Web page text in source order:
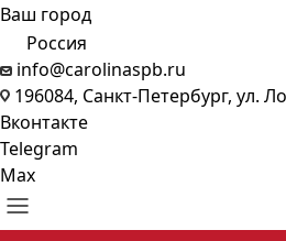
Ваш город
Россия
info@carolinaspb.ru
196084, Санкт-Петербург, ул.
Вконтакте
Telegram
Max